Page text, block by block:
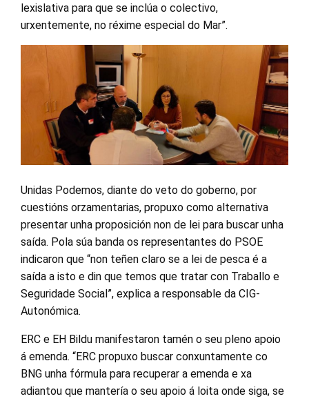
lexislativa para que se inclúa o colectivo,
urxentemente, no réxime especial do Mar”.
Unidas Podemos, diante do veto do goberno, por
cuestións orzamentarias, propuxo como alternativa
presentar unha proposición non de lei para buscar unha
saída. Pola súa banda os representantes do PSOE
indicaron que “non teñen claro se a lei de pesca é a
saída a isto e din que temos que tratar con Traballo e
Seguridade Social”, explica a responsable da CIG-
Autonómica.
ERC e EH Bildu manifestaron tamén o seu pleno apoio
á emenda. “ERC propuxo buscar conxuntamente co
BNG unha fórmula para recuperar a emenda e xa
adiantou que mantería o seu apoio á loita onde siga, se